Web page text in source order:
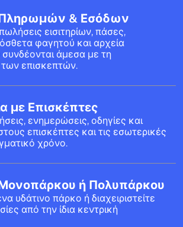
Πληρωμών & Εσόδων
εισιτηρίων, πάσες,
φαγητού και αρχεία
άμεσα με τη
επισκεπτών.
με Επισκέπτες
ενημερώσεις, οδηγίες και
επισκέπτες και τις εσωτερικές
χρόνο.
Μονοπάρκου ή Πολυπάρκου
υδάτινο πάρκο ή διαχειριστείτε
από την ίδια κεντρική